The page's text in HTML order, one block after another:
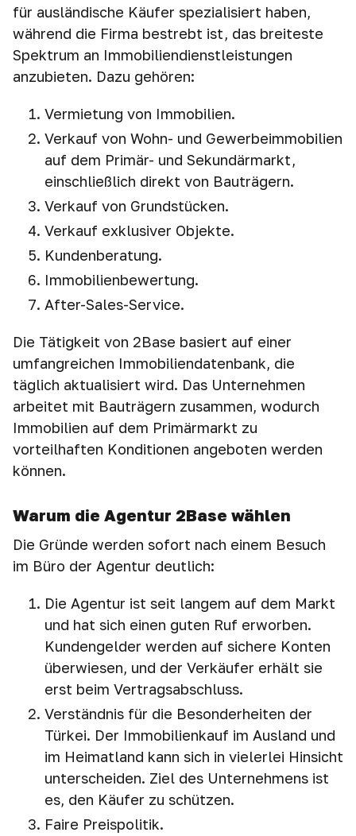
für ausländische Käufer spezialisiert haben,
während die Firma bestrebt ist, das breiteste
Spektrum an Immobiliendienstleistungen
anzubieten. Dazu gehören:
Vermietung von Immobilien.
Verkauf von Wohn- und Gewerbeimmobilien
auf dem Primär- und Sekundärmarkt,
einschließlich direkt von Bauträgern.
Verkauf von Grundstücken.
Verkauf exklusiver Objekte.
Kundenberatung.
Immobilienbewertung.
After-Sales-Service.
Die Tätigkeit von 2Base basiert auf einer
umfangreichen Immobiliendatenbank, die
täglich aktualisiert wird. Das Unternehmen
arbeitet mit Bauträgern zusammen, wodurch
Immobilien auf dem Primärmarkt zu
vorteilhaften Konditionen angeboten werden
können.
Warum die Agentur 2Base wählen
Die Gründe werden sofort nach einem Besuch
im Büro der Agentur deutlich:
Die Agentur ist seit langem auf dem Markt
und hat sich einen guten Ruf erworben.
Kundengelder werden auf sichere Konten
überwiesen, und der Verkäufer erhält sie
erst beim Vertragsabschluss.
Verständnis für die Besonderheiten der
Türkei. Der Immobilienkauf im Ausland und
im Heimatland kann sich in vielerlei Hinsicht
unterscheiden. Ziel des Unternehmens ist
es, den Käufer zu schützen.
Faire Preispolitik.